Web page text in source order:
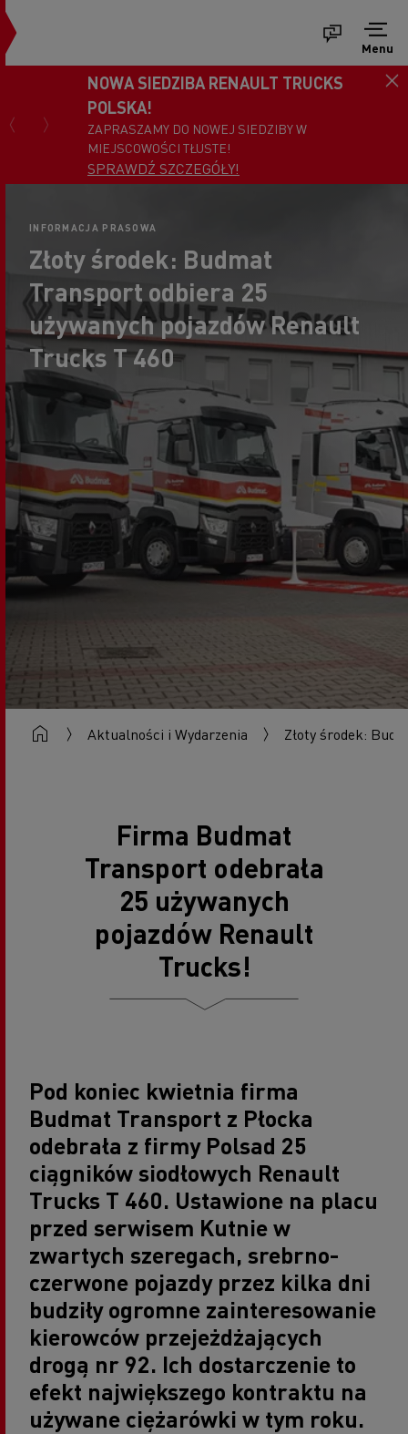
Menu
NOWA SIEDZIBA RENAULT TRUCKS
POLSKA!
ZAPRASZAMY DO NOWEJ SIEDZIBY W
MIEJSCOWOŚCI TŁUSTE!
SPRAWDŹ SZCZEGÓŁY!
INFORMACJA PRASOWA
Złoty środek: Budmat
Transport odbiera 25
używanych pojazdów Renault
Trucks T 460
Aktualności i Wydarzenia Złoty środek:
Firma Budmat
Transport odebrała
25 używanych
pojazdów Renault
Trucks!
Pod koniec kwietnia firma
Budmat Transport z Płocka
odebrała z firmy Polsad 25
ciągników siodłowych Renault
Trucks T 460. Ustawione na placu
przed serwisem Kutnie w
zwartych szeregach, srebrno-
czerwone pojazdy przez kilka dni
budziły ogromne zainteresowanie
kierowców przejeżdżających
drogą nr 92. Ich dostarczenie to
efekt największego kontraktu na
używane ciężarówki w tym roku.